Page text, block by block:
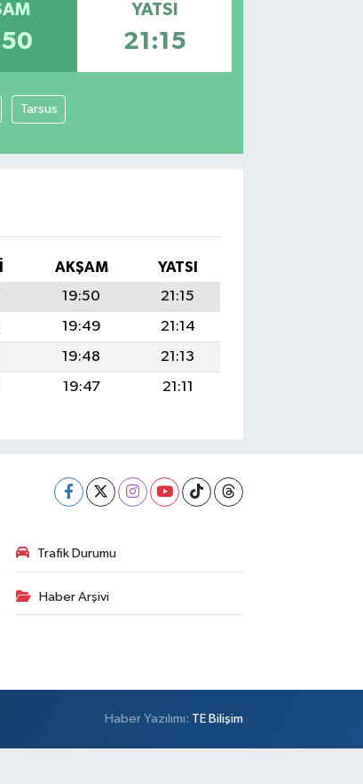
YATSI
21:15
Tarsus
AKŞAM
YATSI
19:50
21:15
19:49
21:14
19:48
21:13
19:47 21:11
Trafik Durumu
Haber Arşivi
Haber Yazılımı: TE Bilişim